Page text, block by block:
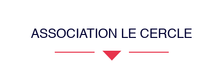
ASSOCIATION LE CERCLE